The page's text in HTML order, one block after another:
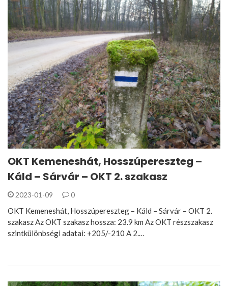
OKT Kemeneshát, Hosszúpereszteg –
Káld – Sárvár – OKT 2. szakasz
2023-01-09 0
OKT Kemeneshát, Hosszúpereszteg – Káld – Sárvár – OKT 2.
szakasz Az OKT szakasz hossza: 23.9 km Az OKT részszakasz
szintkülönbségi adatai: +205/-210 A 2.…